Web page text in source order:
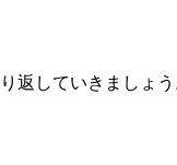
返していきましょ